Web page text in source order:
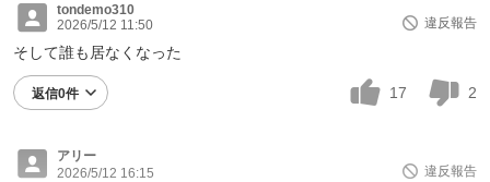
tondemo310
2026/5/12 11:50
違反報告
そして誰も居なくなった
返信0件 17 2
アリー
2026/5/12 16:15
違反報告